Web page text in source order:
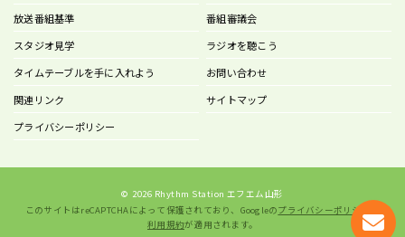
放送番組基準
番組審議会
スタジオ見学
ラジオを聴こう
タイムテーブルを手に入れよう
お問い合わせ
関連リンク
サイトマップ
プライバシーポリシー
© 2026 Rhythm Station エフエム山形
このサイトはreCAPTCHAによって保護されており、Googleのプライバシーポリシー
利用規約が適用されます。